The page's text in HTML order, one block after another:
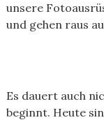
unsere
und gehen raus
Es dauert auch
beginnt. Heute